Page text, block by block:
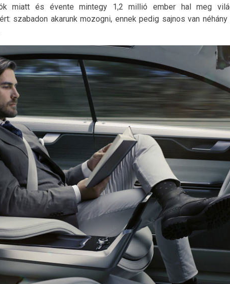
miatt és évente mintegy 1,2 millió ember hal meg
szabadon akarunk mozogni, ennek pedig sajnos van